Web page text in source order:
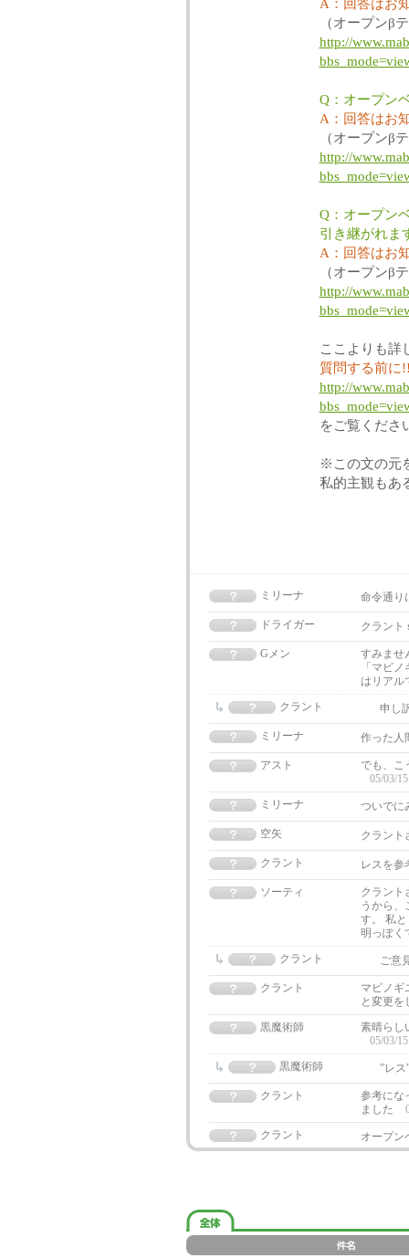
A：回答はお
（オープンβ
http://
Q：オープン
A：回答はお
（オープンβ
http://
Q：オープン
引き継がれま
A：回答はお
（オープンβ
http://
ここよりも詳
質問する前に
http://
をご覧くださ
※この文の元
私的主観もあ
ミリーナ 命令通り
ドライガー クラント
Gメン
すみませ
「マビ
はリア
クラント
申し
ミリーナ 作った人
アスト
でも、こ
05/03/
ミリーナ
ついでに
空矢 クラント
クラント レスを
ソーティ
クラント
うから、
す。 私
明っぽく
クラント
ご意
クラント
マビノ
と変更
黒魔術師
素晴らし
05/03/
黒魔術師
”レ
クラント
参考にな
ました
クラント
オープン